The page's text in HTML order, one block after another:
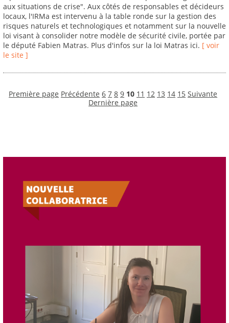
aux situations de crise". Aux côtés de responsables et décideurs
locaux, l'IRMa est intervenu à la table ronde sur la gestion des
risques naturels et technologiques et notamment sur la nouvelle
loi visant à consolider notre modèle de sécurité civile, portée par
le député Fabien Matras. Plus d'infos sur la loi Matras ici. [ voir
le site ]
Première page Précédente 6 7 8 9 10 11 12 13 14 15 Suivante
Dernière page